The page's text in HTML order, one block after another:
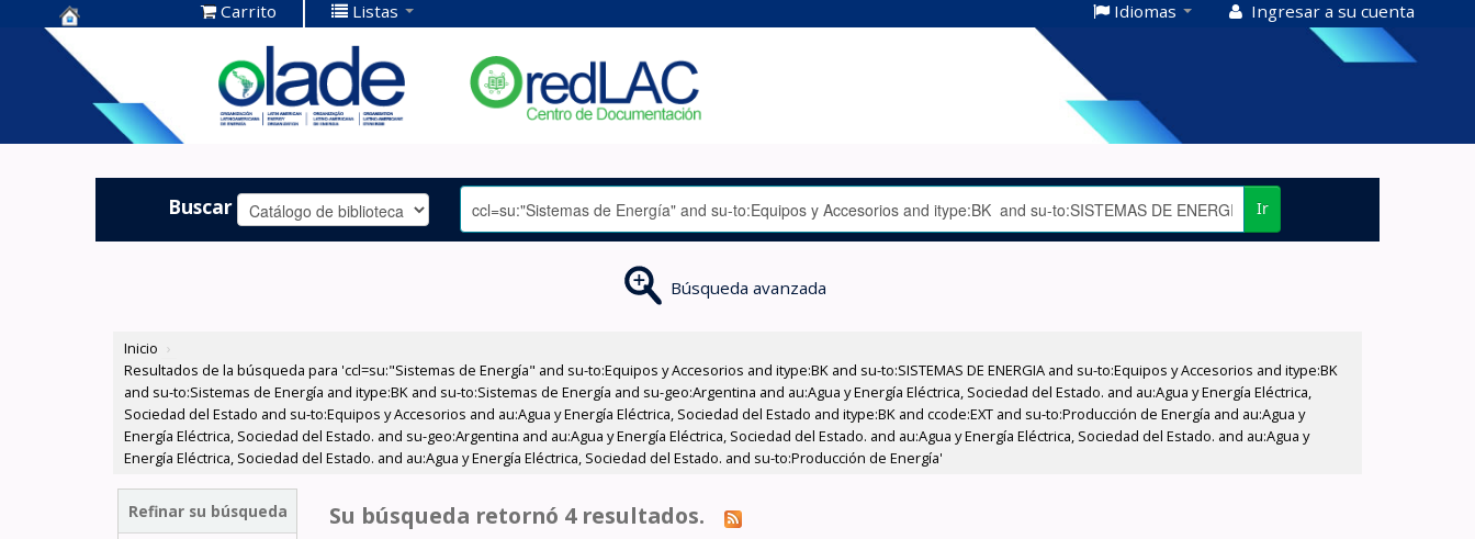
Centro de
Documentación
OLADE -
Carrito Listas Idiomas Ingresar a su cuenta
Buscar Ir
Búsqueda avanzada
Inicio ›
Resultados de la búsqueda para 'ccl=su:"Sistemas de Energía" and su-to:Equipos y Accesorios and itype:BK and su-to:SISTEMAS DE ENERGIA and su-to:Equipos y Accesorios and itype:BK
and su-to:Sistemas de Energía and itype:BK and su-to:Sistemas de Energía and su-geo:Argentina and au:Agua y Energía Eléctrica, Sociedad del Estado. and au:Agua y Energía Eléctrica,
Sociedad del Estado and su-to:Equipos y Accesorios and au:Agua y Energía Eléctrica, Sociedad del Estado and itype:BK and ccode:EXT and su-to:Producción de Energía and au:Agua y
Energía Eléctrica, Sociedad del Estado. and su-geo:Argentina and au:Agua y Energía Eléctrica, Sociedad del Estado. and au:Agua y Energía Eléctrica, Sociedad del Estado. and au:Agua y
Energía Eléctrica, Sociedad del Estado. and au:Agua y Energía Eléctrica, Sociedad del Estado. and su-to:Producción de Energía'
Refinar su búsqueda Su búsqueda retornó 4 resultados.